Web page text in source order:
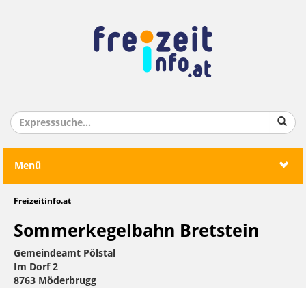
Menü
Freizeitinfo.at
Sommerkegelbahn Bretstein
Gemeindeamt Pölstal
Im Dorf 2
8763 Möderbrugg